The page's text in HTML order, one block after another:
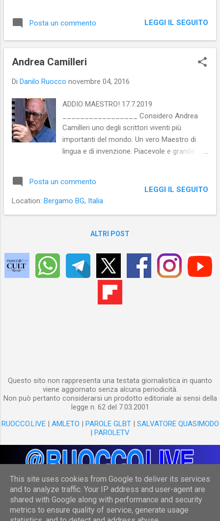
giornalista, un blogger o un utente medio dei
un soggetto in grado di influenzare (l...
Posta un commento LEGGI IL SEGUITO
Andrea Camilleri
Di Danilo Ruocco novembre 04, 2016
ADDIO MAESTRO! 17.7.2019
_________________ Considero Andrea
Camilleri uno degli scrittori viventi più
importanti del mondo. Un vero Maestro di
lingua e di invenzione. Piacevole e grande sia
da Luigi Pirandello e Samuel Beckett (del
teatro di entrambi ha portato in scena le
Premio Nobel per la Letteratura.
Posta un commento
Location: Bergamo BG, Italia
LEGGI IL SEGUITO
ALTRI POST
Questo sito non rappresenta una testata giornalistica in quanto
viene aggiornato senza alcuna periodicità.
Non può pertanto considerarsi un prodotto editoriale ai sensi della
legge n. 62 del 7.03.2001
RUOCCO.LIVE| AMLETO | PAROLE GLBT| SALVATORE QUASIMODO
| PAROLETV
Powered by Blogger
This site uses cookies from Google to deliver its services
and to analyze traffic. Your IP address and user-agent are
shared with Google along with performance and security
metrics to ensure quality of service, generate usage